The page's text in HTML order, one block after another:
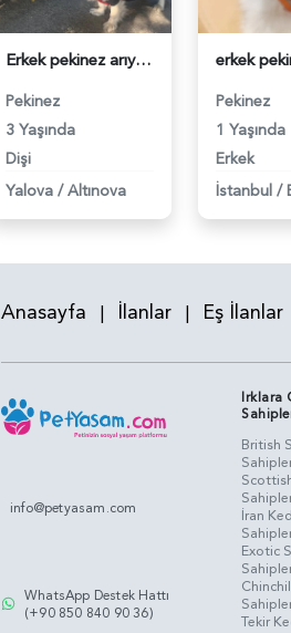
Erkek pekinez arıyorum - 118980897
Pekinez
3 Yaşında
Dişi
Yalova / Altınova
Pekinez
1 Yaşında
Erkek
İstanbul /
Anasayfa | İlanlar | Eş İlanlar
info@petyasam.com
WhatsApp Destek Hattı
(+90 850 840 90 36)
Irklara
British
İran
Exotic
Tekir